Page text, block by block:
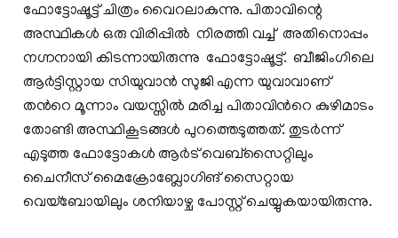
ഫോട്ടോഷൂട്ട് ചിത്രം വൈറലാകുന്നു. പിതാവിന്റെ
അസ്ഥികൾ ഒരു വിരിപ്പിൽ നിരത്തി വച്ച് അതിനൊപ്പം
നഗ്നനായി കിടന്നായിരുന്നു ഫോട്ടോഷൂട്ട്. ബീജിംഗിലെ
ആര്‍ട്ടിസ്റ്റായ സിയുവാന്‍ സുജി എന്ന യുവാവാണ്
തന്‍റെ മൂന്നാം വയസ്സില്‍ മരിച്ച പിതാവിന്‍റെ കുഴിമാടം
തോണ്ടി അസ്ഥികൂടങ്ങള്‍ പുറത്തെടുത്തത്. തുടര്‍ന്ന്
എടുത്ത ഫോട്ടോകള്‍ ആര്‍ട് വെബ്സൈറ്റിലും
ചൈനീസ് മൈക്രോബ്ലോഗിങ് സൈറ്റായ
വെയ്ബോയിലും ശനിയാഴ്ച പോസ്റ്റ് ചെയ്യുകയായിരുന്നു.